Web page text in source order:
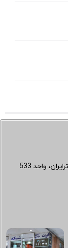
واحد 533